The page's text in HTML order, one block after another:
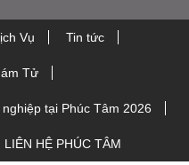
Vụ Tin tức
Tử
tại Phúc Tâm 2026
LIÊN HỆ PHÚC TÂM